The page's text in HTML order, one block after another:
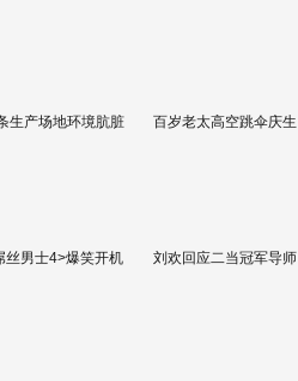
生产场地环境肮脏 百岁老太高空跳伞庆生
丝男士4>爆笑开机 刘欢回应二当冠军导师